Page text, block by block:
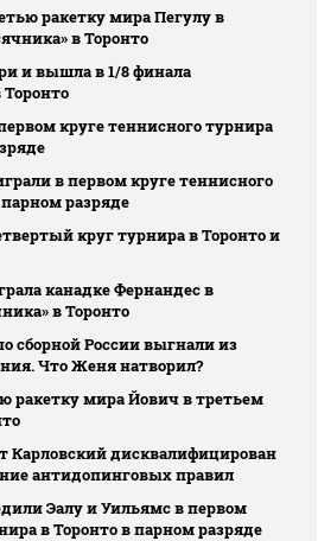
ракетку мира Пегулу в
в Торонто
и вышла в 1/8 финала
круге теннисного турнира
в первом круге теннисного
разряде
круг турнира в Торонто и
канадке Фернандес в
в Торонто
сборной России выгнали из
Что Женя натворил?
ракетку мира Йович в третьем
Карловский дисквалифицирован
антидопинговых правил
Эалу и Уильямс в первом
в Торонто в парном разряде